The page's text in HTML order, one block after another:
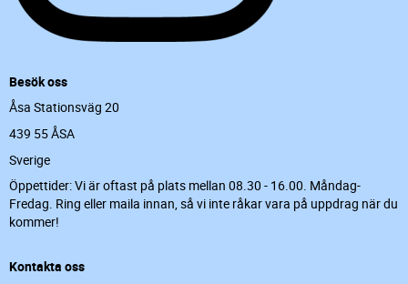
Besök oss
Åsa Stationsväg 20
439 55 ÅSA
Sverige
Öppettider: Vi är oftast på plats mellan 08.30 - 16.00. Måndag-
Fredag. Ring eller maila innan, så vi inte råkar vara på uppdrag när du
kommer!
Kontakta oss